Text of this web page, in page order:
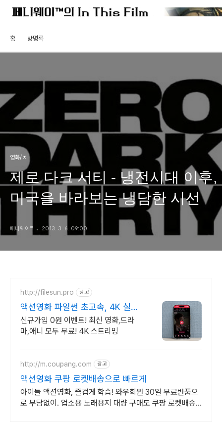
홈 방명록
영화/ㅈ
제로 다크 서티 - 냉전시대 이후,
미국을 바라보는 냉담한 시선
페니웨이™ 2013. 3. 6. 09:00
http://filesun.pro 광고
액션영화 파일썬 초고속, 4K 실시
간 보기!
신규가입 0원 이벤트! 최신 영화,드라
마,애니 모두 무료! 4K 스트리밍
http://m.coupang.com 광고
액션영화 쿠팡 로켓배송으로 빠르게
아이들 액션영화, 즐겁게 학습! 와우회원 30일 무료반품으
로 부담없이. 업소용 노래용지 대량 구매도 쿠팡 로켓배송